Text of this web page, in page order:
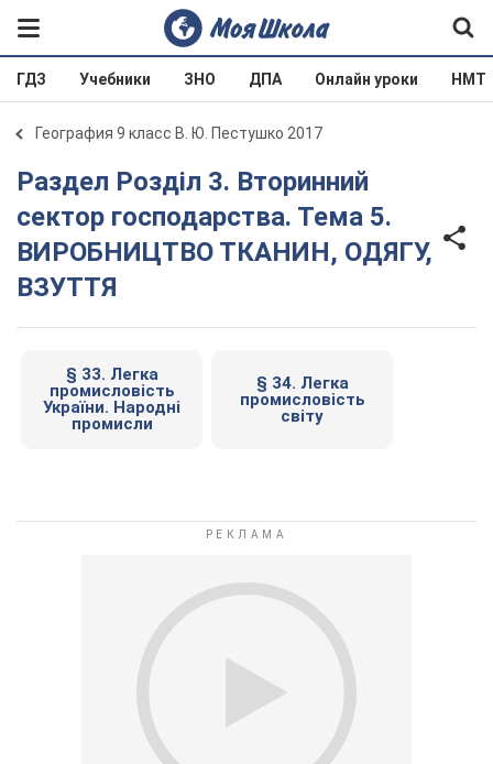
ГДЗ Учебники ЗНО ДПА Онлайн уроки НМТ
География 9 класс В. Ю. Пестушко 2017
Раздел Розділ 3. Вторинний
сектор господарства. Тема 5.
ВИРОБНИЦТВО ТКАНИН, ОДЯГУ,
ВЗУТТЯ
§ 33. Легка
промисловість
України. Народні
промисли
§ 34. Легка
промисловість
світу